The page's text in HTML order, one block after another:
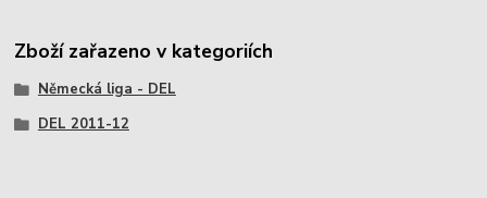
Zboží zařazeno v kategoriích
Německá liga - DEL
DEL 2011-12